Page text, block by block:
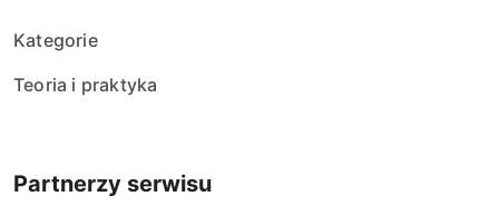
Kategorie
Teoria i praktyka
Partnerzy serwisu